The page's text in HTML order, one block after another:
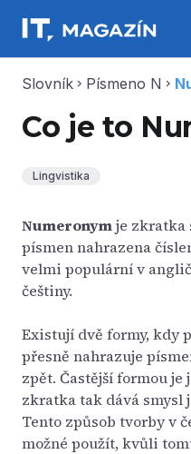
Slovník chevron_right Písmeno N chevron_right
Co je to
Lingvistika
Numeronymje zkratka
písmen nahrazena
velmi populární v
češtiny.
Existují dvě formy, kdy
přesně nahrazuje
zpět. Častější formou
zkratka tak dává smysl
Tento způsob tvorby v
možné použít, kvůli